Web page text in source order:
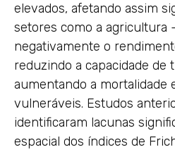
elevados, afetando assim
setores como a agricultura
negativamente o
reduzindo a capacidade de
aumentando a mortalidade
vulneráveis. Estudos
identificaram lacunas
espacial dos índices de